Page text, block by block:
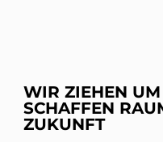
WIR ZIEHEN
SCHAFFEN
ZUKUNFT